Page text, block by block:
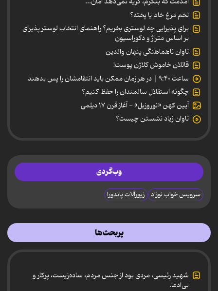
تخم مرغ خام یا پخته؟
برای پذیرایی چه لوستری بخریم؟ راهنمای انتخاب لوستر پذیرای
بر اساس متراژ و دکوراسیون
تاوان ناهماهنگی پنهان والدین
قاتلان خاموش کلاژن پوست!
ساعت ۹:۴۰ | در هر زمان ممکن باید انتقامشان را پس بدهند
چگونه استقلال سالمندان را حفظ کنیم؟
آیین کهن «نوروزبل» - آغاز قرن ۱۷ دیلمی
تاوان زیاد نشستن چیست؟
وب‌گردی
سرویس خواب نوزاد زیورآلات پاندورا
پربحث‌ها
شهید رئیسی، مردی بود از جنس مردم، ساده‌زیست، پرکار و
بی‌ادعا.